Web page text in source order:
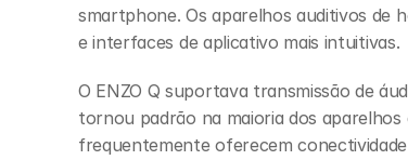
smartphone. Os aparelhos auditivos de
e interfaces de aplicativo mais intuitivas.
O ENZO Q suportava transmissão de
tornou padrão na maioria dos
frequentemente oferecem